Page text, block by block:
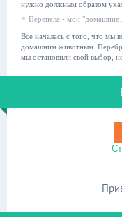
нужно должным образом
Перепела - мои
Все началась с того, что мы
домашним животным.
мы остановили свой выбор,